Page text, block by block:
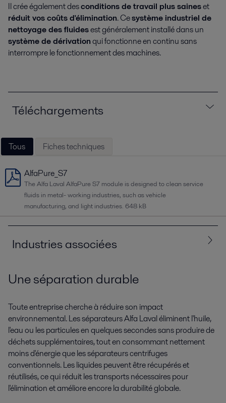
Il crée également desconditions de travail plus saineset
réduit vos coûts d'élimination. Cesystème industriel de
nettoyage des fluidesest généralement installé dans un
système de dérivationqui fonctionne en continu sans
interrompre le fonctionnement des machines.
Téléchargements
Tous Fiches techniques
AlfaPure_S7
The Alfa Laval AlfaPure S7 module is designed to clean service
fluids in metal- working industries, such as vehicle
manufacturing, and light industries. 648 kB
Industries associées
Tous Machines Produits chimiques
Une séparation durable
Toute entreprise cherche à réduire son impact
environnemental. Les séparateurs Alfa Laval éliminent l'huile,
l'eau ou les particules en quelques secondes sans produire de
déchets supplémentaires, tout en consommant nettement
moins d'énergie que les séparateurs centrifuges
conventionnels. Les liquides peuvent être récupérés et
réutilisés, ce qui réduit les transports nécessaires pour
l'élimination et améliore encore la durabilité globale.